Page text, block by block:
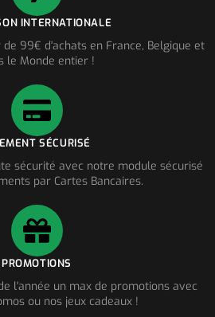
INTERNATIONALE
99€ d'achats en France, Belgique et
le Monde entier !
SÉCURISÉ
sécurité avec notre module sécurisé
par Cartes Bancaires.
PROMOTIONS
l'année un max de promotions avec
ou nos jeux cadeaux !